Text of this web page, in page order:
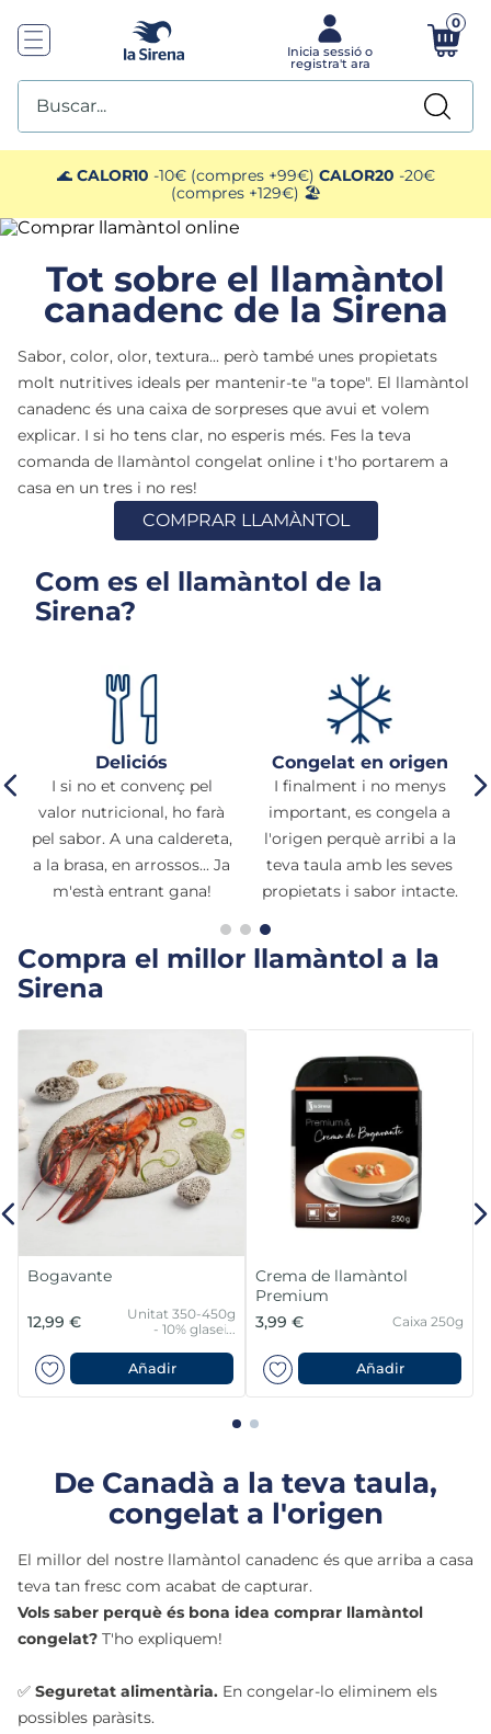
0
Buscar...
🌊 CALOR10 -10€ (compres +99€) CALOR20 -20€
(compres +129€) 🏖️
Tot sobre el llamàntol
canadenc de la Sirena
Sabor, color, olor, textura... però també unes propietats
molt nutritives ideals per mantenir-te "a tope". El llamàntol
canadenc és una caixa de sorpreses que avui et volem
explicar. I si ho tens clar, no esperis més. Fes la teva
comanda de llamàntol congelat online i t'ho portarem a
casa en un tres i no res!
COMPRAR LLAMÀNTOL
Com es el llamàntol de la
Sirena?
Deliciós
I si no et convenç pel
valor nutricional, ho farà
pel sabor. A una caldereta,
a la brasa, en arrossos... Ja
m'està entrant gana!
Congelat en origen
I finalment i no menys
important, es congela a
l'origen perquè arribi a la
teva taula amb les seves
propietats i sabor intacte.
Compra el millor llamàntol a la
Sirena
Bogavante
12,99 €
Unitat 350-450g
- 10% glaseig
Añadir
Crema de llamàntol
Premium
3,99 €
Caixa 250g
Añadir
De Canadà a la teva taula,
congelat a l'origen
El millor del nostre llamàntol canadenc és que arriba a casa
teva tan fresc com acabat de capturar.
Vols saber perquè és bona idea comprar llamàntol
congelat? T'ho expliquem!
✅ Seguretat alimentària. En congelar-lo eliminem els
possibles paràsits.
TOP SEARCHES
1. helados sirena
gambas
patatas
4. gamba
5. verduras
6. croquetas
canelones
gambon